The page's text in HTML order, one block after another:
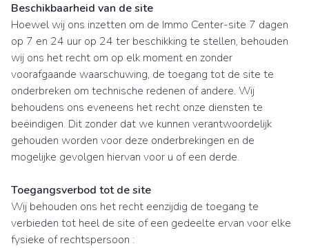
Beschikbaarheid van de site
Hoewel wij ons inzetten om de Immo Center-site 7 dagen
op 7 en 24 uur op 24 ter beschikking te stellen, behouden
wij ons het recht om op elk moment en zonder
voorafgaande waarschuwing, de toegang tot de site te
onderbreken om technische redenen of andere. Wij
behoudens ons eveneens het recht onze diensten te
beëindigen. Dit zonder dat we kunnen verantwoordelijk
gehouden worden voor deze onderbrekingen en de
mogelijke gevolgen hiervan voor u of een derde.
Toegangsverbod tot de site
Wij behouden ons het recht eenzijdig de toegang te
verbieden tot heel de site of een gedeelte ervan voor elke
fysieke of rechtspersoon :